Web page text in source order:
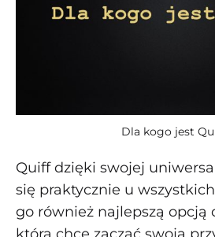
Dla kogo jest
Quiff dzięki swojej
się praktycznie u
go również najlepszą opcją